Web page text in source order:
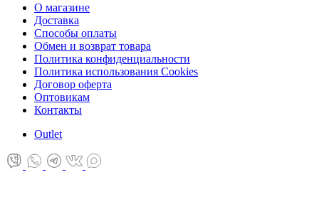
О магазине
Доставка
Способы оплаты
Обмен и возврат товара
Политика конфиденциальности
Политика использования Cookies
Договор оферта
Оптовикам
Контакты
Оutlet